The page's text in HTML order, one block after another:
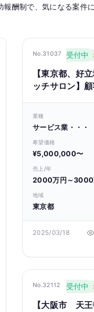
酬制で、気になる案件
No.31037 受付中
【東京都、好
ッチサロン】顧
に営業、自走可
業種
サービス業・・・
希望価格
¥5,000,000〜
売上/年
2000万円～3000
地域
東京都
2025/03/18
No.32112 受付中
【大阪市 天王